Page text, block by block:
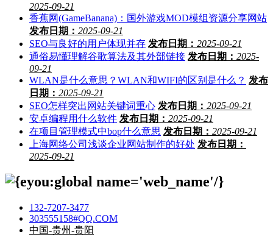
2025-09-21
香蕉网(GameBanana)：国外游戏MOD模组资源分享网站
发布日期： 2025-09-21
SEO与良好的用户体现并存 发布日期： 2025-09-21
通俗易懂理解谷歌算法及其外部链接 发布日期： 2025-
09-21
WLAN是什么意思？WLAN和WIFI的区别是什么？ 发布
日期： 2025-09-21
SEO怎样突出网站关键词重心 发布日期： 2025-09-21
安卓编程用什么软件 发布日期： 2025-09-21
在项目管理模式中bop什么意思 发布日期： 2025-09-21
上海网络公司浅谈企业网站制作的好处 发布日期：
2025-09-21
132-7207-3477
303555158#QQ.COM
中国-贵州-贵阳